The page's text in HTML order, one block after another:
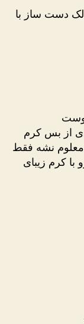
دست ساز با
از بس کرم
نشه فقط
کرم زیبای